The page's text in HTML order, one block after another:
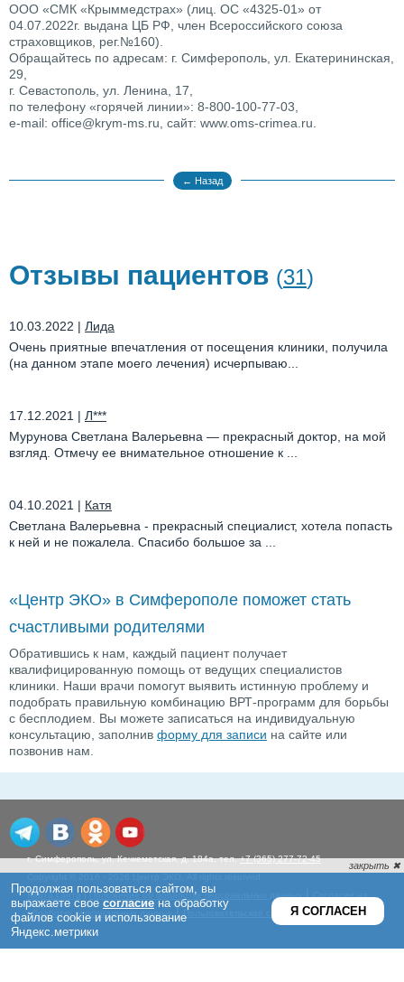
ООО «СМК «Крыммедстрах» (лиц. ОС «4325-01» от
04.07.2022г. выдана ЦБ РФ, член Всероссийского союза
страховщиков, рег.№160).
Обращайтесь по адресам: г. Симферополь, ул. Екатерининская,
29,
г. Севастополь, ул. Ленина, 17,
по телефону «горячей линии»: 8-800-100-77-03,
e-mail: office@krym-ms.ru, сайт: www.oms-crimea.ru.
← Назад
Отзывы пациентов (31)
10.03.2022 | Лида
Очень приятные впечатления от посещения клиники, получила
(на данном этапе моего лечения) исчерпываю...
17.12.2021 | Л***
Мурунова Светлана Валерьевна — прекрасный доктор, на мой
взгляд. Отмечу ее внимательное отношение к ...
04.10.2021 | Катя
Светлана Валерьевна - прекрасный специалист, хотела попасть
к ней и не пожалела. Спасибо большое за ...
«Центр ЭКО» в Симферополе поможет стать
счастливыми родителями
Обратившись к нам, каждый пациент получает
квалифицированную помощь от ведущих специалистов
клиники. Наши врачи помогут выявить истинную проблему и
подобрать правильную комбинацию ВРТ-программ для борьбы
с бесплодием. Вы можете записаться на индивидуальную
консультацию, заполнив форму для записи на сайте или
позвонив нам.
г. Симферополь, ул. Кечкеметская, д. 184а, тел.+7 (365) 277-72-45
Карта сайта |Положение об обработке персональных данных
обработку персональных данных
| Пользовательское соглашение